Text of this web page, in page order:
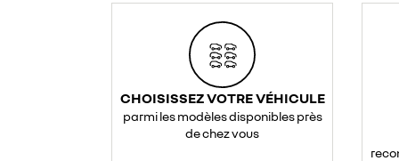
CHOISISSEZ VOTRE VÉHICULE
parmi les modèles disponibles près
de chez vous